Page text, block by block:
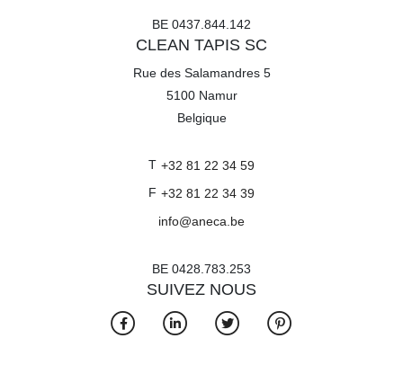
BE 0437.844.142
CLEAN TAPIS SC
Rue des Salamandres 5
5100 Namur
Belgique
T +32 81 22 34 59
F +32 81 22 34 39
info@aneca.be
BE 0428.783.253
SUIVEZ NOUS